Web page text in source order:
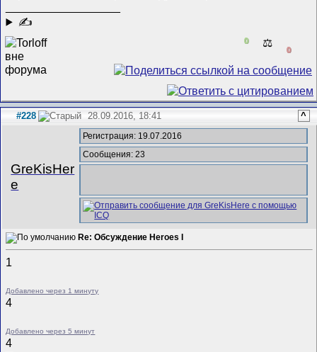
✍
0 ⚖️
0
#228 28.09.2016, 18:41 ^
GreKisHer
e
Регистрация: 19.07.2016
Сообщения: 23
Re: Обсуждение Heroes I
1
Добавлено через 1 минуту
4
Добавлено через 5 минут
4